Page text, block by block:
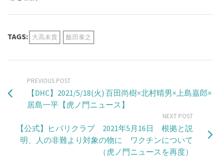
TAGS: 大高未貴 飯田泰之
PREVIOUS POST
【DHC】2021/5/18(火) 百田尚樹×北村晴男×上島嘉郎×
居島一平【虎ノ門ニュース】
NEXT POST
【公式】ヒバリクラブ 2021年5月16日 根拠と説
明、人の非難より対象の物に ワクチンについて
（虎ノ門ニュースを再度）